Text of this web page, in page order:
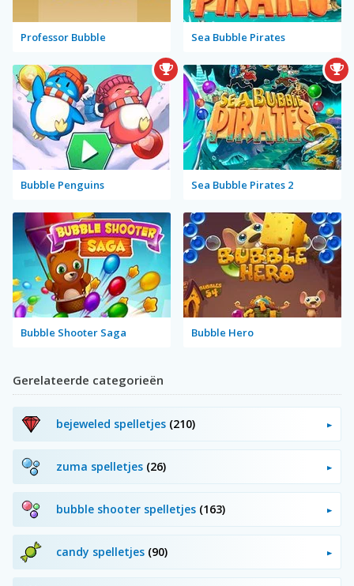
Professor Bubble Sea Bubble Pirates
Bubble Penguins Sea Bubble Pirates 2
Bubble Shooter Saga Bubble Hero
Gerelateerde categorieën
bejeweled spelletjes (210)
zuma spelletjes (26)
bubble shooter spelletjes (163)
candy spelletjes (90)